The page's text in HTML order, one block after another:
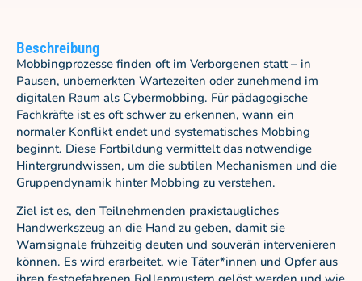
Beschreibung
Mobbingprozesse finden oft im Verborgenen statt – in
Pausen, unbemerkten Wartezeiten oder zunehmend im
digitalen Raum als Cybermobbing. Für pädagogische
Fachkräfte ist es oft schwer zu erkennen, wann ein
normaler Konflikt endet und systematisches Mobbing
beginnt. Diese Fortbildung vermittelt das notwendige
Hintergrundwissen, um die subtilen Mechanismen und die
Gruppendynamik hinter Mobbing zu verstehen.
Ziel ist es, den Teilnehmenden praxistaugliches
Handwerkszeug an die Hand zu geben, damit sie
Warnsignale frühzeitig deuten und souverän intervenieren
können. Es wird erarbeitet, wie Täter*innen und Opfer aus